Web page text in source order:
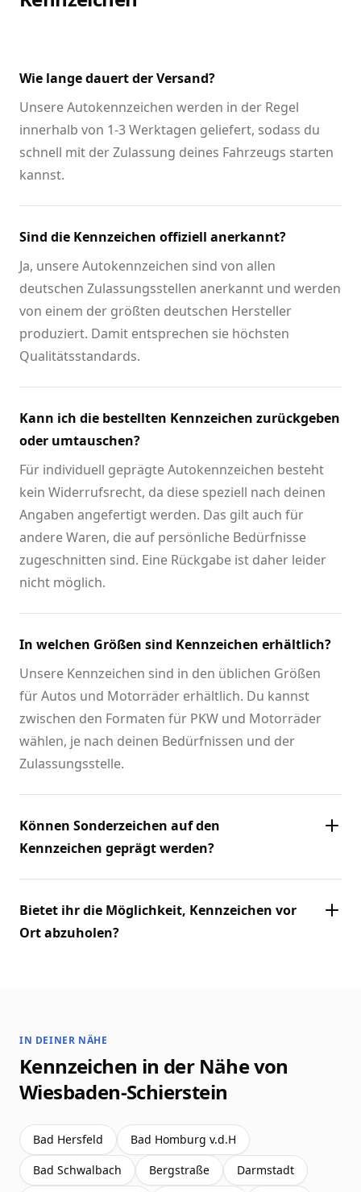
Wie lange dauert der Versand?
Unsere Autokennzeichen werden in der Regel
innerhalb von 1-3 Werktagen geliefert, sodass du
schnell mit der Zulassung deines Fahrzeugs starten
kannst.
Sind die Kennzeichen offiziell anerkannt?
Ja, unsere Autokennzeichen sind von allen
deutschen Zulassungsstellen anerkannt und werden
von einem der größten deutschen Hersteller
produziert. Damit entsprechen sie höchsten
Qualitätsstandards.
Kann ich die bestellten Kennzeichen zurückgeben
oder umtauschen?
Für individuell geprägte Autokennzeichen besteht
kein Widerrufsrecht, da diese speziell nach deinen
Angaben angefertigt werden. Das gilt auch für
andere Waren, die auf persönliche Bedürfnisse
zugeschnitten sind. Eine Rückgabe ist daher leider
nicht möglich.
In welchen Größen sind Kennzeichen erhältlich?
Unsere Kennzeichen sind in den üblichen Größen
für Autos und Motorräder erhältlich. Du kannst
zwischen den Formaten für PKW und Motorräder
wählen, je nach deinen Bedürfnissen und der
Zulassungsstelle.
Können Sonderzeichen auf den
Kennzeichen geprägt werden?
Bietet ihr die Möglichkeit, Kennzeichen vor
Ort abzuholen?
IN DEINER NÄHE
Kennzeichen in der Nähe von
Wiesbaden-Schierstein
Bad Hersfeld
Bad Homburg v.d.H
Bad Schwalbach
Bergstraße
Darmstadt